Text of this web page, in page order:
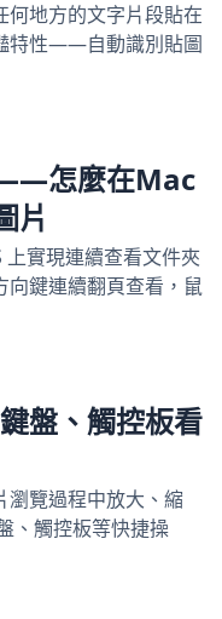
地方的文字片段貼在
特性——自動識別貼圖
怎麼在Mac
片
實現連續查看文件夾
向鍵連續翻頁查看，鼠
盤、觸控板看
瀏覽過程中放大、縮
、觸控板等快捷操